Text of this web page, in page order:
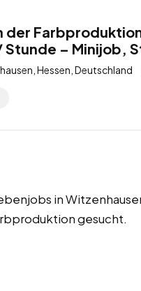
der
– Minijob,
Hessen, Deutschland
in
gesucht.